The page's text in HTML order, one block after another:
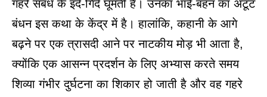
गहरे संबंध के इर्द-गिर्द घूमती है। उनका भाई-बहन का अटूट
बंधन इस कथा के केंद्र में है। हालांकि, कहानी के आगे
बढ़ने पर एक त्रासदी आने पर नाटकीय मोड़ भी आता है,
क्योंकि एक आसन्न प्रदर्शन के लिए अभ्यास करते समय
शिव्या गंभीर दुर्घटना का शिकार हो जाती है और वह गहरे